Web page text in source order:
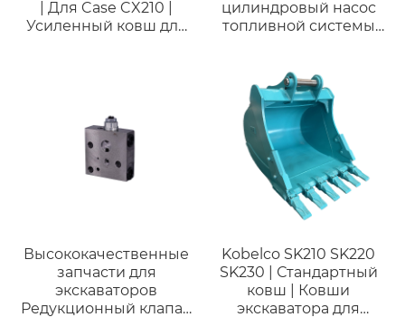
| Для Case CX210 |
Усиленный ковш для
цилиндровый насос
топливной системы
A490/C490
дизельного двигателя
Дизельный насос
32f61-10302 насос
топливной системы
320d 320-2512 для
E312D E315D
Высококачественные
запчасти для
экскаваторов
Редукционный клапан
Kobelco SK210 SK220
SK230 | Стандартный
ковш | Ковши
экскаватора для